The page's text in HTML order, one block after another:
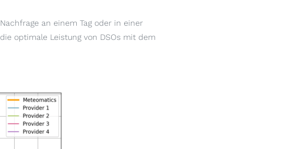
an einem Tag oder in einer
optimale Leistung von DSOs mit dem